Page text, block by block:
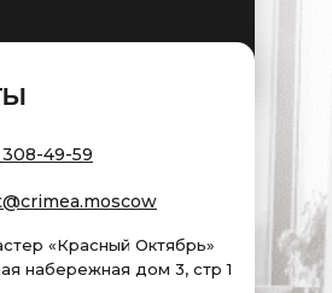
308-49-59
«Красный Октябрь»
набережная дом 3, стр 1